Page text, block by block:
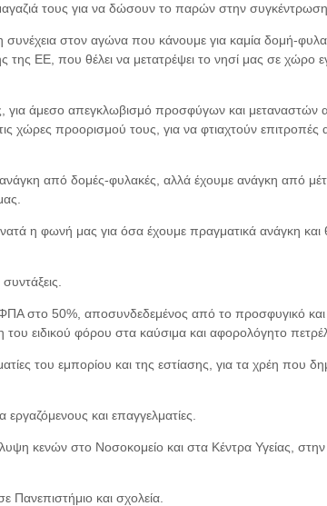
τους για να δώσουν το παρών στην συγκέντρωση.
συνέχεια στον αγώνα που κάνουμε για καμία δομή-
της ΕΕ, που θέλει να μετατρέψει το νησί μας σε χώρο
για άμεσο απεγκλωβισμό προσφύγων και μεταναστών
χώρες προορισμού τους, για να φτιαχτούν
από δομές-φυλακές, αλλά έχουμε ανάγκη από
η φωνή μας για όσα έχουμε πραγματικά ανάγκη και
στο 50%, αποσυνδεδεμένος από το προσφυγικό
ειδικού φόρου στα καύσιμα και αφορολόγητο
του εμπορίου και της εστίασης, για τα χρέη που
και επαγγελματίες.
κενών στο Νοσοκομείο και στα Κέντρα Υγείας,
Πανεπιστήμιο και σχολεία.